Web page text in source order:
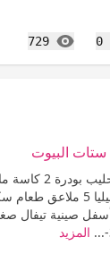
0
729
المشاهدات
البيوت
المزيد